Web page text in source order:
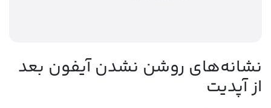
نشانه‌های روشن نشدن آیفون بعد
از آپدیت